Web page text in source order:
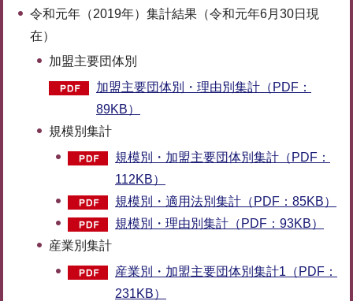
令和元年（2019年）集計結果（令和元年6月30日現
在）
加盟主要団体別
加盟主要団体別・理由別集計（PDF：
89KB）
規模別集計
規模別・加盟主要団体別集計（PDF：
112KB）
規模別・適用法別集計（PDF：85KB）
規模別・理由別集計（PDF：93KB）
産業別集計
産業別・加盟主要団体別集計1（PDF：
231KB）